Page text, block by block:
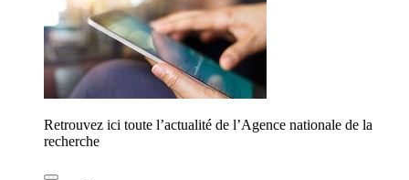
Retrouvez ici toute l’actualité de l’Agence nationale de la
recherche